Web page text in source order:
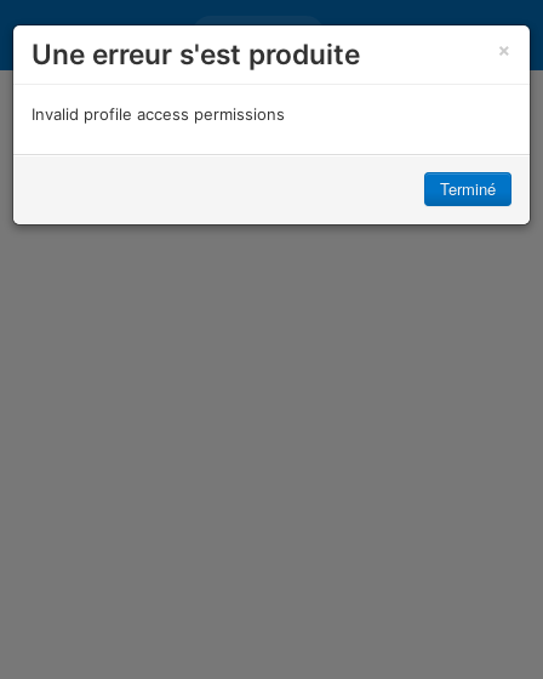
×
Une erreur s'est produite
Invalid profile access permissions
Terminé